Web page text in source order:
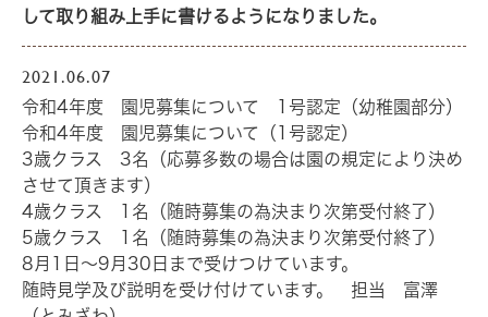
して取り組み上手に書けるようになりました。
2021.06.07
令和4年度 園児募集について 1号認定（幼稚園部分）
令和4年度 園児募集について（1号認定）
3歳クラス 3名（応募多数の場合は園の規定により決め
させて頂きます）
4歳クラス 1名（随時募集の為決まり次第受付終了）
5歳クラス 1名（随時募集の為決まり次第受付終了）
8月1日～9月30日まで受けつけています。
随時見学及び説明を受け付けています。 担当 富澤